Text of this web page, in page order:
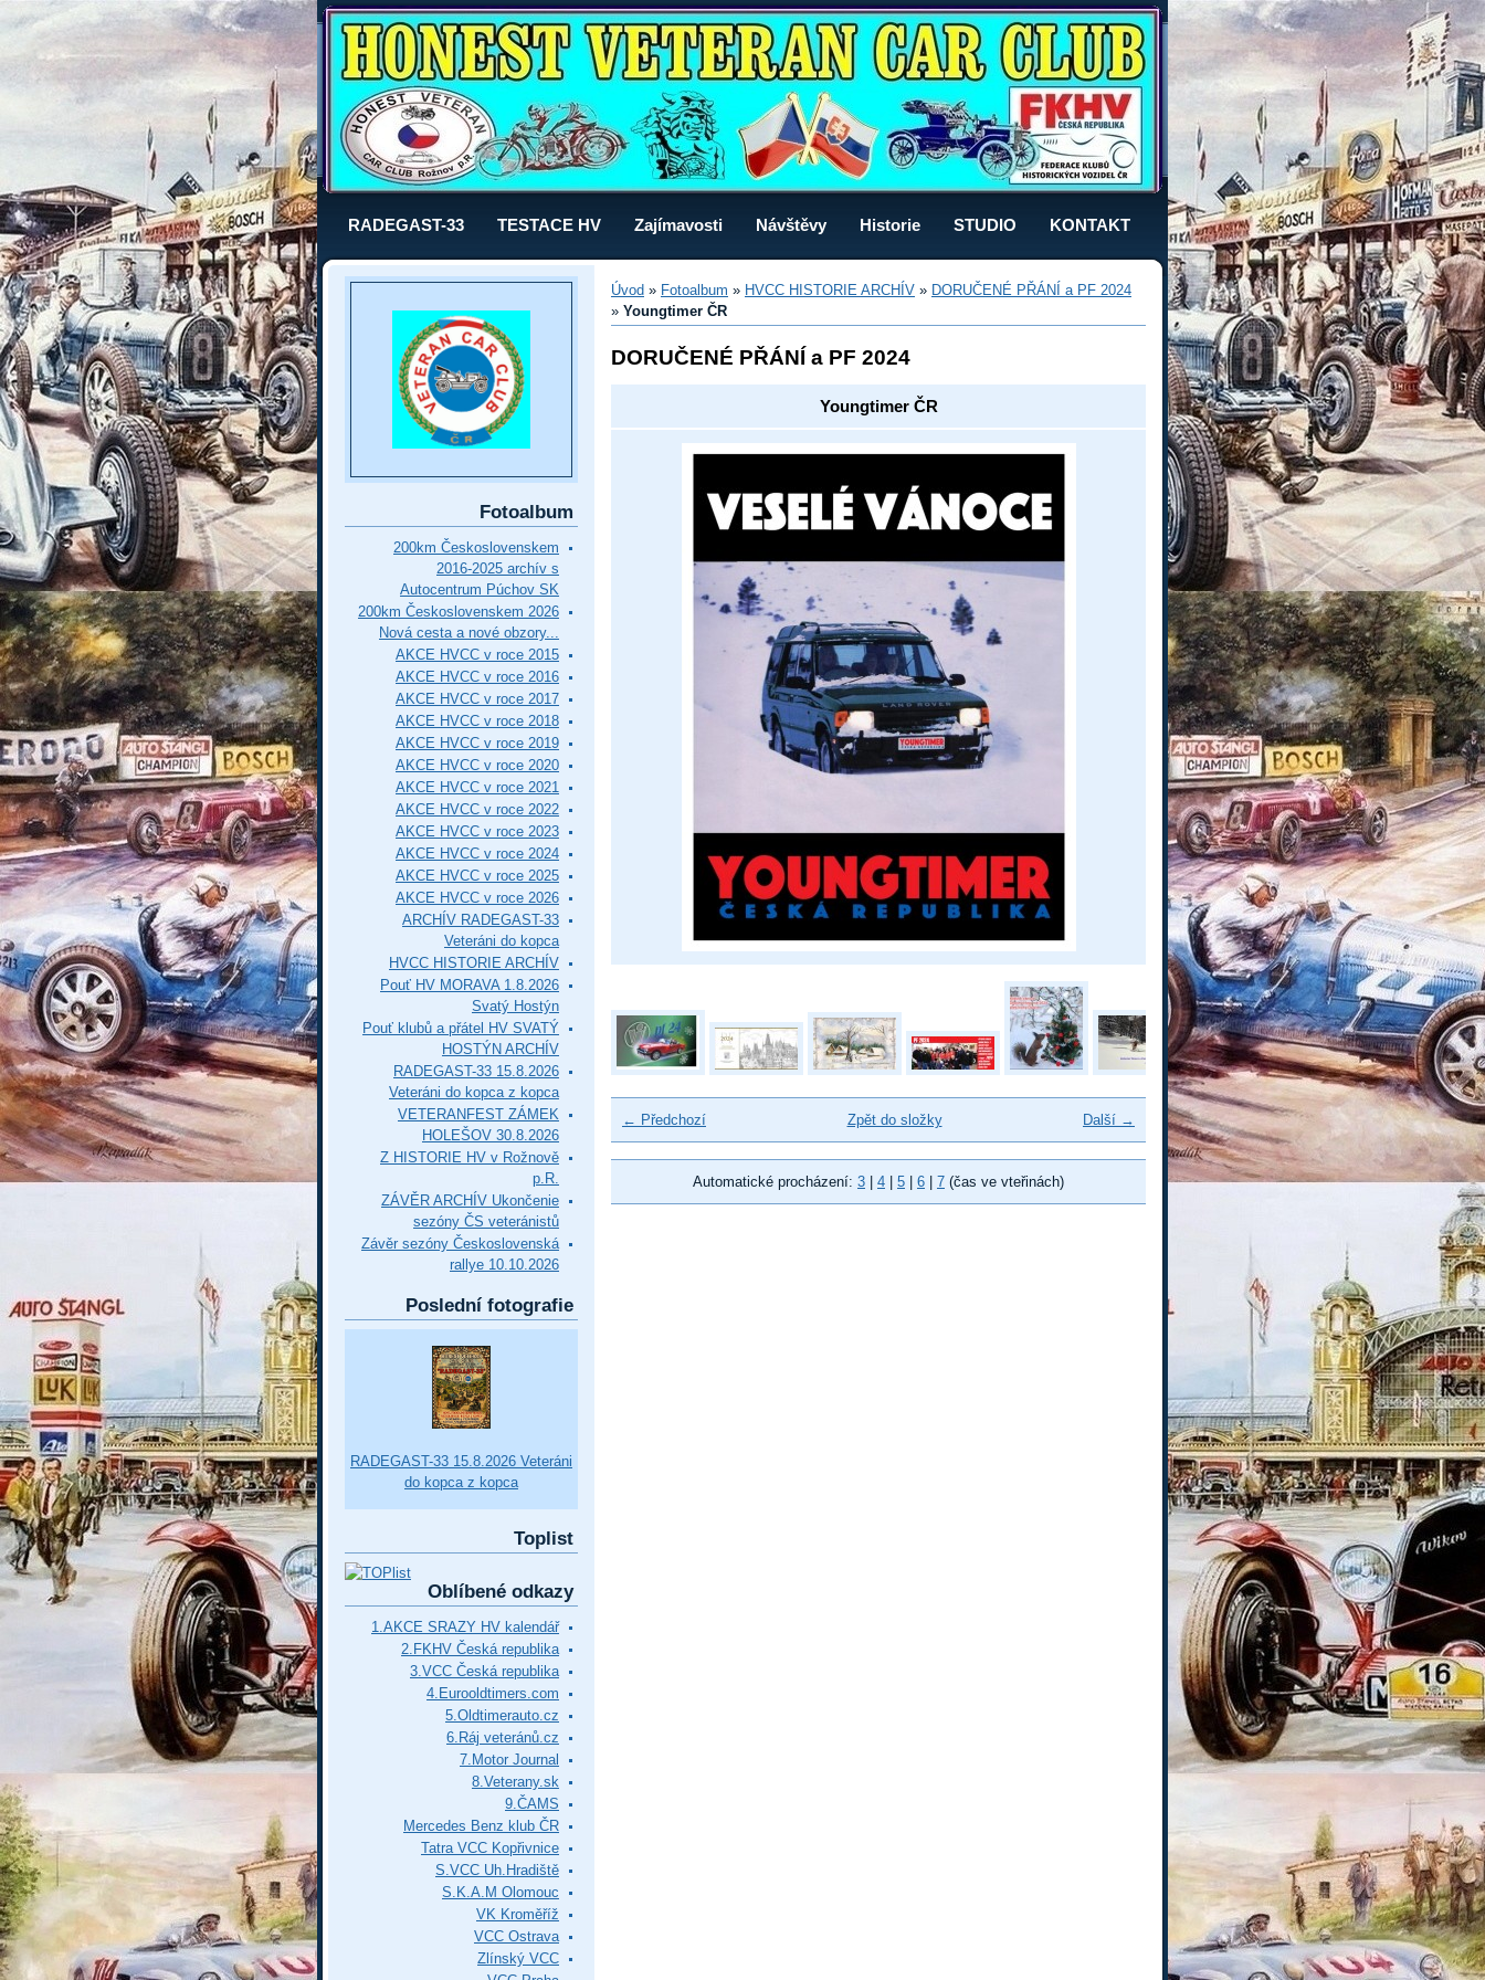
RADEGAST-33 TESTACE HV Zajímavosti Návštěvy Historie STUDIO KONTAKT
Úvod » Fotoalbum » HVCC HISTORIE ARCHÍV » DORUČENÉ PŘÁNÍ a PF 2024
» Youngtimer ČR
DORUČENÉ PŘÁNÍ a PF 2024
Youngtimer ČR
← Předchozí Další →
Zpět do složky
Automatické procházení: 3 4 5 6 7 (čas ve vteřinách)
Fotoalbum
200km Československem
2016-2025 archív s
Autocentrum Púchov SK
200km Československem 2026
Nová cesta a nové obzory...
AKCE HVCC v roce 2015
AKCE HVCC v roce 2016
AKCE HVCC v roce 2017
AKCE HVCC v roce 2018
AKCE HVCC v roce 2019
AKCE HVCC v roce 2020
AKCE HVCC v roce 2021
AKCE HVCC v roce 2022
AKCE HVCC v roce 2023
AKCE HVCC v roce 2024
AKCE HVCC v roce 2025
AKCE HVCC v roce 2026
ARCHÍV RADEGAST-33
Veteráni do kopca
HVCC HISTORIE ARCHÍV
Pouť HV MORAVA 1.8.2026
Svatý Hostýn
Pouť klubů a přátel HV SVATÝ
HOSTÝN ARCHÍV
RADEGAST-33 15.8.2026
Veteráni do kopca z kopca
VETERANFEST ZÁMEK
HOLEŠOV 30.8.2026
Z HISTORIE HV v Rožnově
p.R.
ZÁVĚR ARCHÍV Ukončenie
sezóny ČS veteránistů
Závěr sezóny Československá
rallye 10.10.2026
Poslední fotografie
RADEGAST-33 15.8.2026 Veteráni
do kopca z kopca
Toplist
Oblíbené odkazy
1.AKCE SRAZY HV kalendář
2.FKHV Česká republika
3.VCC Česká republika
4.Eurooldtimers.com
5.Oldtimerauto.cz
6.Ráj veteránů.cz
7.Motor Journal
8.Veterany.sk
9.ČAMS
Mercedes Benz klub ČR
Tatra VCC Kopřivnice
S.VCC Uh.Hradiště
S.K.A.M Olomouc
VK Kroměříž
VCC Ostrava
Zlínský VCC